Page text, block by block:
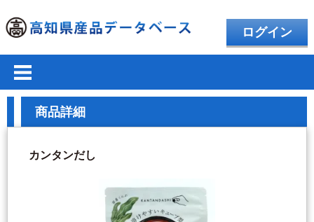
ログイン
商品詳細
カンタンだし